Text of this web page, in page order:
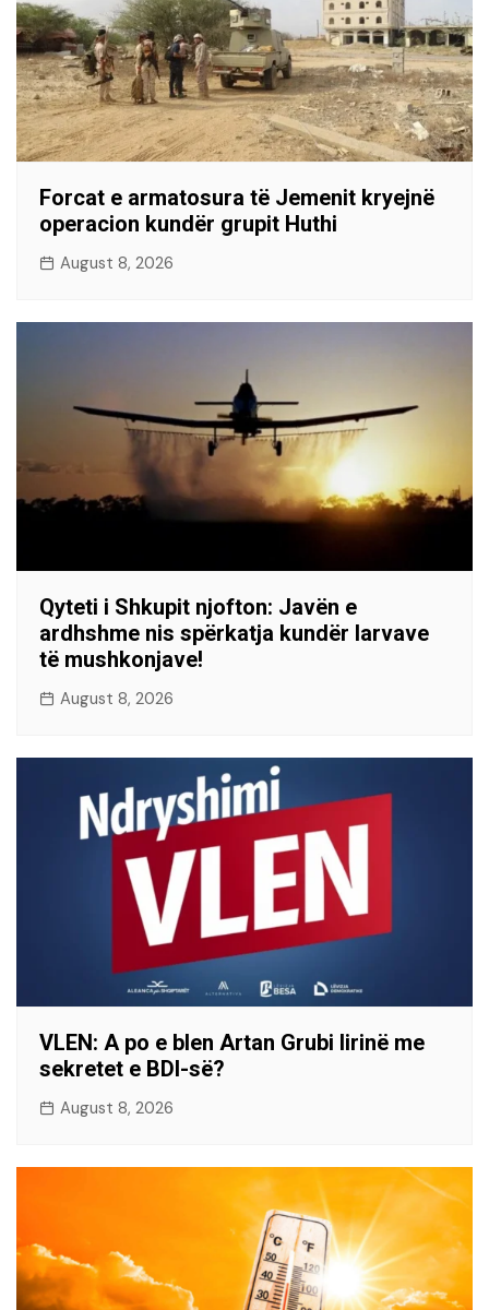
Forcat e armatosura të Jemenit kryejnë
operacion kundër grupit Huthi
August 8, 2026
Qyteti i Shkupit njofton: Javën e
ardhshme nis spërkatja kundër larvave
të mushkonjave!
August 8, 2026
VLEN: A po e blen Artan Grubi lirinë me
sekretet e BDI-së?
August 8, 2026